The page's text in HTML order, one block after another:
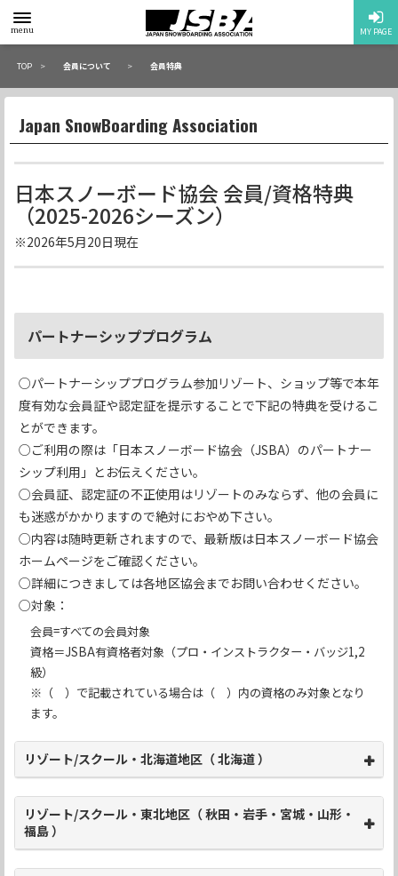
toggle
menu
menu MY PAGE
TOP 会員について 会員特典
Japan SnowBoarding Association
日本スノーボード協会 会員/資格特典
（2025-2026シーズン）
※2026年5月20日現在
パートナーシッププログラム
○パートナーシッププログラム参加リゾート、ショップ等で本年
度有効な会員証や認定証を提示することで下記の特典を受けるこ
とができます。
○ご利用の際は「日本スノーボード協会（JSBA）のパートナー
シップ利用」とお伝えください。
○会員証、認定証の不正使用はリゾートのみならず、他の会員に
も迷惑がかかりますので絶対におやめ下さい。
○内容は随時更新されますので、最新版は日本スノーボード協会
ホームページをご確認ください。
○詳細につきましては各地区協会までお問い合わせください。
○対象：
会員=すべての会員対象
資格＝JSBA有資格者対象（プロ・インストラクター・バッジ1,2
級）
※（ ）で記載されている場合は（ ）内の資格のみ対象となり
ます。
リゾート/スクール・北海道地区（ 北海道 ）
リゾート/スクール・東北地区（ 秋田・岩手・宮城・山形・
福島 ）